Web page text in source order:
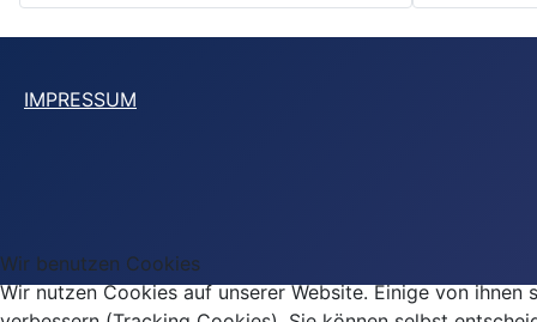
IMPRESSUM
Wir benutzen Cookies
Wir nutzen Cookies auf unserer Website. Einige von